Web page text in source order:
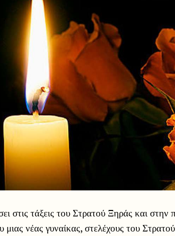
στις τάξεις του Στρατού Ξηράς και στην
μιας νέας γυναίκας, στελέχους του